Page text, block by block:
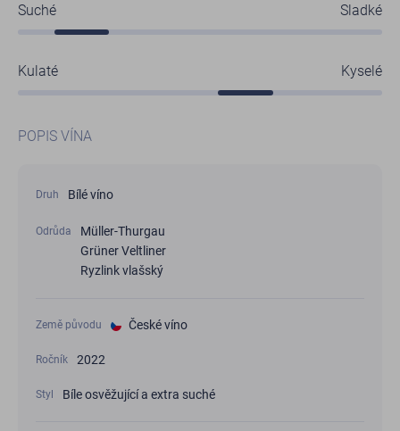
Suché Sladké
Kulaté Kyselé
POPIS VÍNA
Druh Bílé víno
Odrůda
Müller-Thurgau
Grüner Veltliner
Ryzlink vlašský
Země původu České víno
Ročník 2022
Styl Bíle osvěžující a extra suché